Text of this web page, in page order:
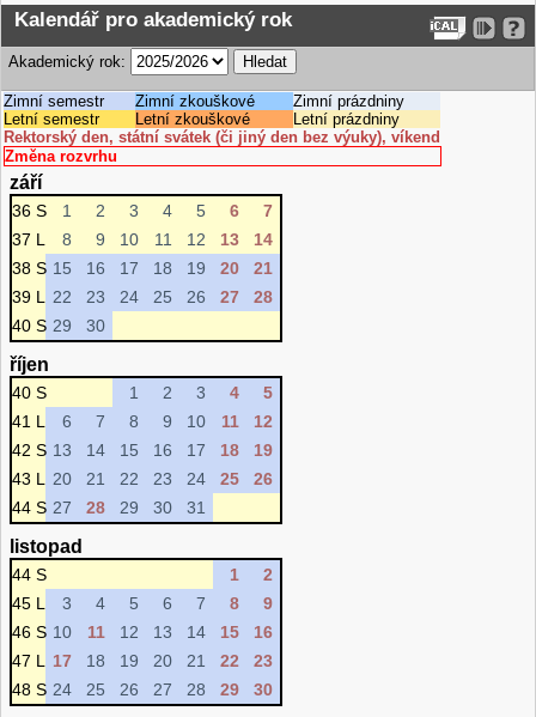
Kalendář pro akademický rok
Akademický rok:
Zimní semestr Zimní zkouškové
Zimní prázdniny
Letní semestr
Letní zkouškové
Letní prázdniny
Rektorský den, státní svátek (či jiný den bez výuky), víkend
Změna rozvrhu
září
36 S 1 2 3 4 5 6
7
37 L
8 9 10 11 12 13
14
38 S 15 16 17 18 19 20
21
39 L
22 23 24 25 26 27
28
40 S 29 30
říjen
40 S 1 2 3 4
5
41 L
6 7 8 9 10 11
12
42 S 13 14 15 16 17 18
19
43 L
20 21 22 23 24 25
26
44 S 27 28 29 30 31
listopad
44 S 1
2
45 L
3 4 5 6 7 8
9
46 S 10 11 12 13 14 15
16
47 L
17 18 19 20 21 22
23
48 S 24 25 26 27 28 29 30